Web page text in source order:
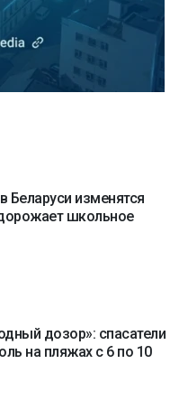
Беларуси изменятся
школьное
дозор»: спасатели
на пляжах с 6 по 10